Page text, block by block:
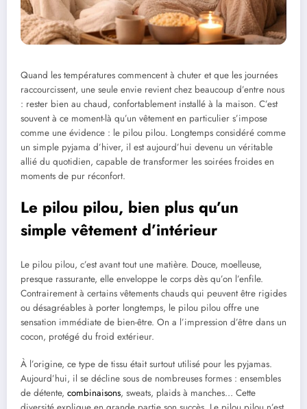
Quand les températures commencent à chuter et que les journées
raccourcissent, une seule envie revient chez beaucoup d’entre nous
: rester bien au chaud, confortablement installé à la maison. C’est
souvent à ce moment-là qu’un vêtement en particulier s’impose
comme une évidence : le pilou pilou. Longtemps considéré comme
un simple pyjama d’hiver, il est aujourd’hui devenu un véritable
allié du quotidien, capable de transformer les soirées froides en
moments de pur réconfort.
Le pilou pilou, bien plus qu’un
simple vêtement d’intérieur
Le pilou pilou, c’est avant tout une matière. Douce, moelleuse,
presque rassurante, elle enveloppe le corps dès qu’on l’enfile.
Contrairement à certains vêtements chauds qui peuvent être rigides
ou désagréables à porter longtemps, le pilou pilou offre une
sensation immédiate de bien-être. On a l’impression d’être dans un
cocon, protégé du froid extérieur.
À l’origine, ce type de tissu était surtout utilisé pour les pyjamas.
Aujourd’hui, il se décline sous de nombreuses formes : ensembles
de détente, combinaisons, sweats, plaids à manches… Cette